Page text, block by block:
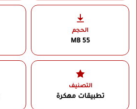
الحجم
55 MB
التصنيف
تطبيقات مهكرة